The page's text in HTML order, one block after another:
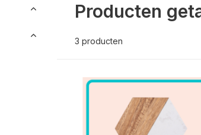
Producten
3 producten